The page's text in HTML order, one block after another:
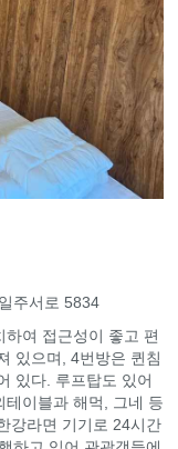
주서로 5834
여 접근성이 좋고 편
있으며, 4번방은 퀸침
있다. 루프탑도 있어
이블과 해먹, 그네 등
강라면 기기로 24시간